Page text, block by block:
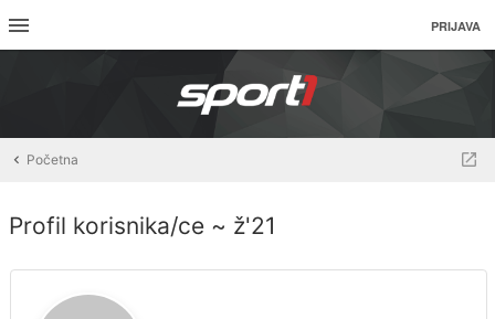
PRIJAVA
Početna
Profil korisnika/ce ~ ž'21